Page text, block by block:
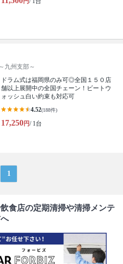
九州支部～
ドラム式は福岡県のみ可◎全国１５０店
舗以上展開中の全国チェーン！ビートウ
ォッシュ白い約束も対応可
4.52(188件)
17,250円/ 1台
1
食店の定期清掃や清掃メンテ